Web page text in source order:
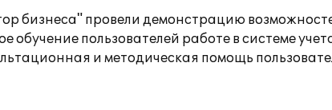
бизнеса" провели демонстрацию
обучение пользователей работе в системе
и методическая помощь